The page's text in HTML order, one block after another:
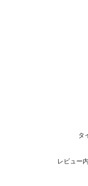
タ
レビュー